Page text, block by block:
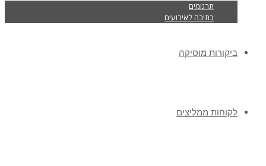
תרגומים
כתיבה לאירועים
ביקורות מוסיקה
לקוחות ממליצים